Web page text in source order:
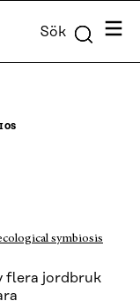
Sök Meny
symbiosis
flera jordbruk